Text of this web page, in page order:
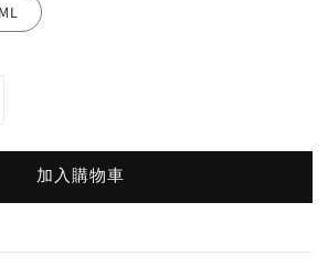
ML
加入購物車